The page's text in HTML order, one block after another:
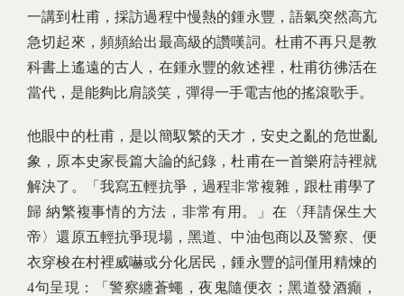
一講到杜甫，採訪過程中慢熱的鍾永豐，語氣突然高亢
急切起來，頻頻給出最高級的讚嘆詞。杜甫不再只是教
科書上遙遠的古人，在鍾永豐的敘述裡，杜甫彷彿活在
當代，是能夠比肩談笑，彈得一手電吉他的搖滾歌手。
他眼中的杜甫，是以簡馭繁的天才，安史之亂的危世亂
象，原本史家長篇大論的紀錄，杜甫在一首樂府詩裡就
解決了。「我寫五輕抗爭，過程非常複雜，跟杜甫學了
歸 納繁複事情的方法，非常有用。」在〈拜請保生大
帝〉還原五輕抗爭現場，黑道、中油包商以及警察、便
衣穿梭在村裡威嚇或分化居民，鍾永豐的詞僅用精煉的
4句呈現：「警察纏蒼蠅，夜鬼隨便衣；黑道發酒癲，